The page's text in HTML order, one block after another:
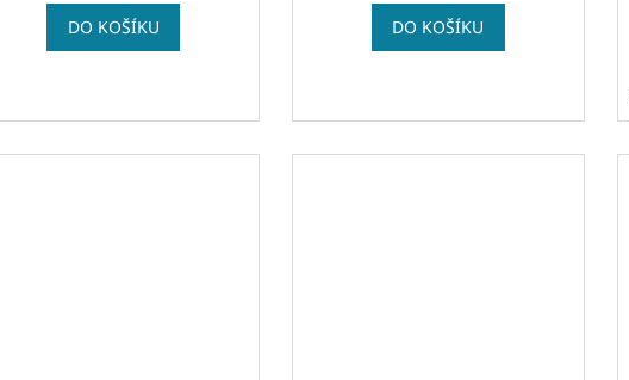
DO KOŠÍKU DO KOŠÍKU